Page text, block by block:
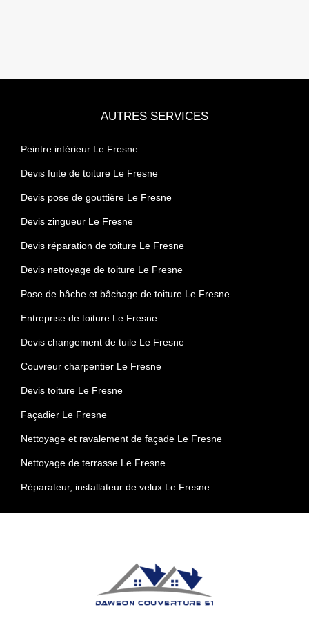
AUTRES SERVICES
Peintre intérieur Le Fresne
Devis fuite de toiture Le Fresne
Devis pose de gouttière Le Fresne
Devis zingueur Le Fresne
Devis réparation de toiture Le Fresne
Devis nettoyage de toiture Le Fresne
Pose de bâche et bâchage de toiture Le Fresne
Entreprise de toiture Le Fresne
Devis changement de tuile Le Fresne
Couvreur charpentier Le Fresne
Devis toiture Le Fresne
Façadier Le Fresne
Nettoyage et ravalement de façade Le Fresne
Nettoyage de terrasse Le Fresne
Réparateur, installateur de velux Le Fresne